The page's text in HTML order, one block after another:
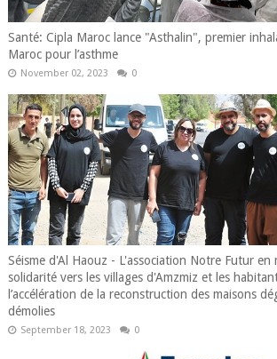
Santé: Cipla Maroc lance "Asthalin", premier
Maroc pour l’asthme
November 02, 2023 0
Séisme d'Al Haouz - L'association Notre Futur en
solidarité vers les villages d'Amzmiz et les
l’accélération de la reconstruction des maisons
démolies
September 18, 2023 0